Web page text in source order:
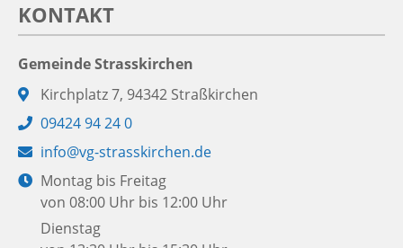
KONTAKT
Gemeinde Strasskirchen
Adresse:
Kirchplatz 7, 94342 Straßkirchen
Telefon:
09424 94 24 0
E-
Mail:
info@vg-strasskirchen.de
Öffnungszeiten:
Montag bis Freitag
von 08:00 Uhr bis 12:00 Uhr
Dienstag